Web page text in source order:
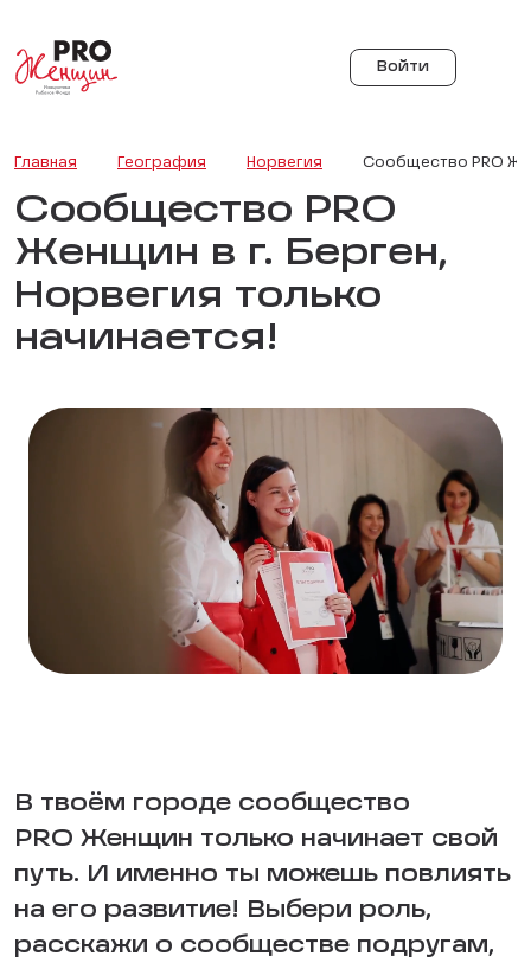
Войти
Главная География Норвегия Сообщество PRO
Сообщество PRO
Женщин в г. Берген,
Норвегия только
начинается!
В твоём городе сообщество
PRO Женщин только начинает свой
путь. И именно ты можешь повлиять
на его развитие! Выбери роль,
расскажи о сообществе подругам,